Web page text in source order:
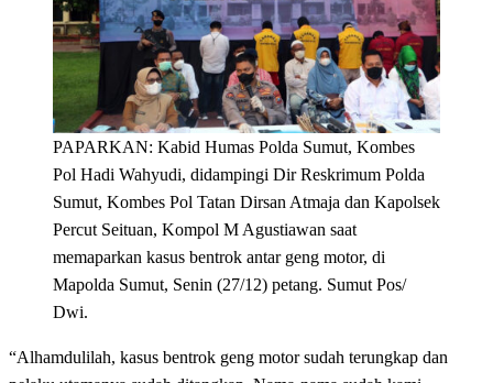
PAPARKAN: Kabid Humas Polda Sumut, Kombes
Pol Hadi Wahyudi, didampingi Dir Reskrimum Polda
Sumut, Kombes Pol Tatan Dirsan Atmaja dan Kapolsek
Percut Seituan, Kompol M Agustiawan saat
memaparkan kasus bentrok antar geng motor, di
Mapolda Sumut, Senin (27/12) petang. Sumut Pos/
Dwi.
“Alhamdulilah, kasus bentrok geng motor sudah terungkap dan